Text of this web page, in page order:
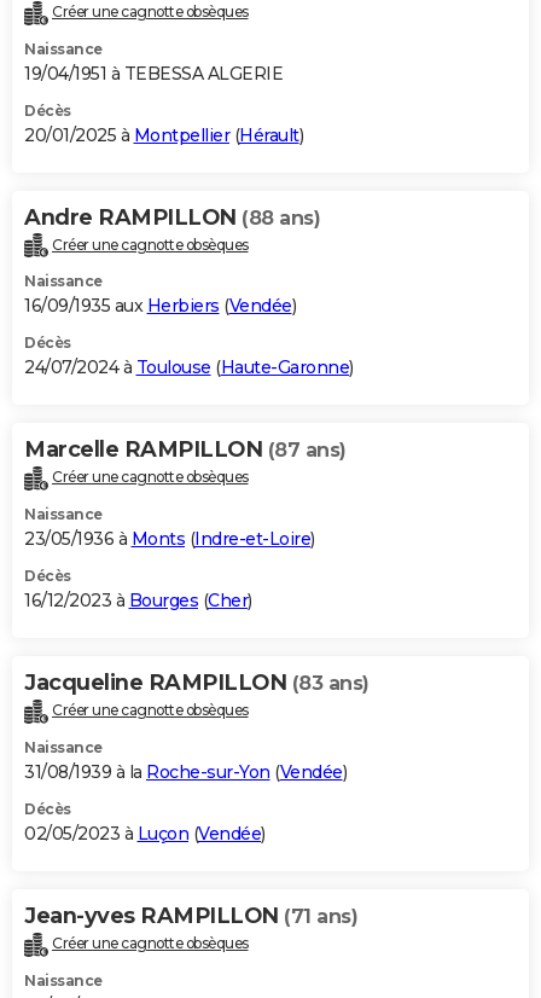
Créer une cagnotte obsèques
Naissance
19/04/1951 à TEBESSA ALGERIE
Décès
20/01/2025 à Montpellier(Hérault)
Andre RAMPILLON (88 ans)
Créer une cagnotte obsèques
Naissance
16/09/1935 aux Herbiers (Vendée)
Décès
24/07/2024 à Toulouse (Haute-Garonne)
Marcelle RAMPILLON (87 ans)
Créer une cagnotte obsèques
Naissance
23/05/1936 à Monts (Indre-et-Loire)
Décès
16/12/2023 à Bourges (Cher)
Jacqueline RAMPILLON (83 ans)
Créer une cagnotte obsèques
Naissance
31/08/1939 à la Roche-sur-Yon (Vendée)
Décès
02/05/2023 à Luçon (Vendée)
Jean-yves RAMPILLON (71 ans)
Créer une cagnotte obsèques
Naissance